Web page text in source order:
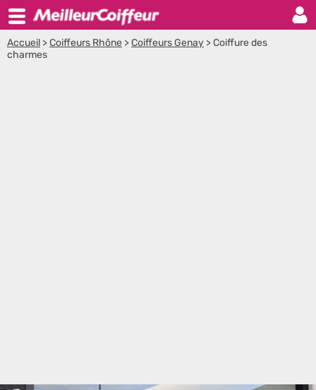
Accueil >Coiffeurs Rhône >Coiffeurs Genay >Coiffure des
charmes